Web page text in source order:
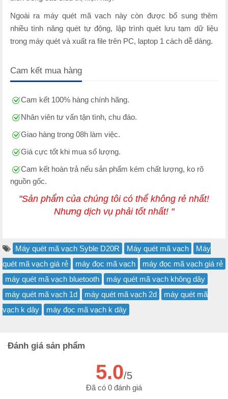
Ngoài ra máy quét mã vach này còn được bổ sung thêm
nhiều tính năng quét tự động, lập trình quét lưu tạm dữ liệu
trong máy quét và xuất ra file trên PC, laptop 1 cách dễ dàng.
Cam kết mua hàng
Cam kết 100% hàng chính hãng.
Nhân viên tư vấn tận tình, chu đáo.
Giao hàng trong 08h làm việc.
Giá cực tốt khi mua số lượng.
Cam kết hoàn trả nếu sản phẩm kém chất lượng, ko rõ
nguồn gốc.
"Sản phẩm của chúng tôi có thể không rẻ nhất!
Nhưng dịch vụ phải tốt nhất! "
Máy quét mã vạch Syble D20R Máy quét mã vạch
Máy
quét mã vạch giá rẻ
máy đọc mã vạch
máy đọc mã vạch giá rẻ
máy quét mã vạch bluetooth
máy quét mã vạch không dây
máy quét mã vạch 1d
máy quét mã vạch 2d
máy quét mã
vạch k dây
máy đọc mã vạch k dây
Đánh giá sản phẩm
5.0/5
Đã có 0 đánh giá